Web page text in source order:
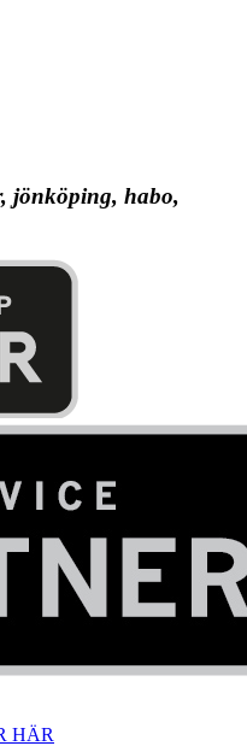
jönköping, habo,
HÄR